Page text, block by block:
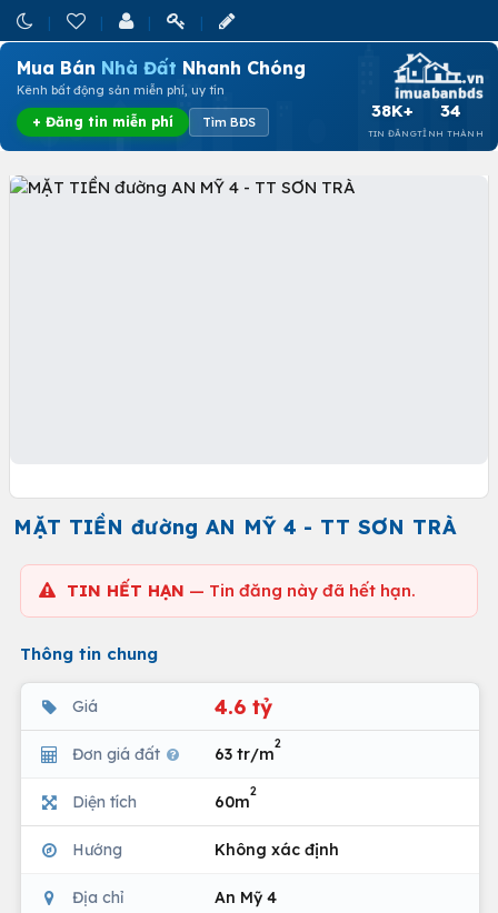
Mua Bán Nhà Đất Nhanh Chóng
Kênh bất động sản miễn phí, uy tín
+ Đăng tin miễn phí Tìm BĐS
38K+
TIN ĐĂNG
34
TỈNH THÀNH
MẶT TIỀN đường AN MỸ 4 - TT SƠN TRÀ
TIN HẾT HẠN — Tin đăng này đã hết hạn.
Thông tin chung
Giá 4.6 tỷ
Đơn giá đất 63 tr/m
2
Diện tích 60m
2
Hướng Không xác định
Địa chỉ An Mỹ 4